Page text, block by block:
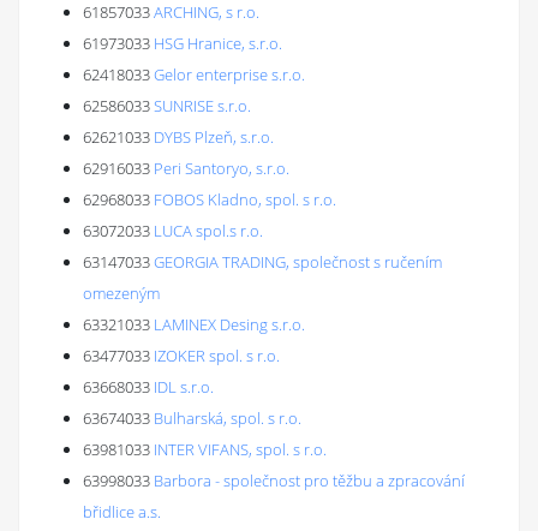
61857033ARCHING, s r.o.
61973033 HSG Hranice, s.r.o.
62418033Gelor enterprise s.r.o.
62586033SUNRISE s.r.o.
62621033 DYBS Plzeň, s.r.o.
62916033 Peri Santoryo, s.r.o.
62968033 FOBOS Kladno, spol. s r.o.
63072033 LUCA spol.s r.o.
63147033GEORGIA TRADING, společnost s ručením
omezeným
63321033 LAMINEX Desing s.r.o.
63477033 IZOKER spol. s r.o.
63668033 IDL s.r.o.
63674033 Bulharská, spol. s r.o.
63981033 INTER VIFANS, spol. s r.o.
63998033 Barbora - společnost pro těžbu a zpracování
břidlice a.s.